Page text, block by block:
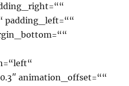
padding_left=““
animation_offset=““